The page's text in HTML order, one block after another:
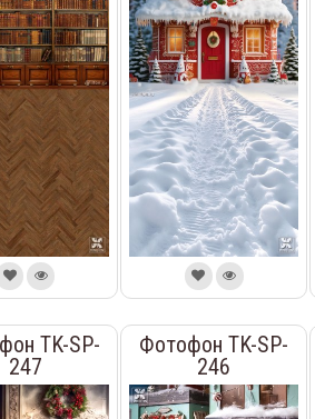
TK-SP-
247
Фотофон TK-SP-
246